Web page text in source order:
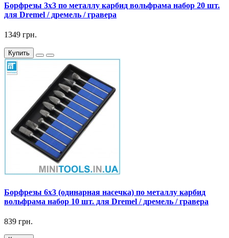
Борфрезы 3x3 по металлу карбид вольфрама набор 20 шт.
для Dremel / дремель / гравера
1349 грн.
Купить
Борфрезы 6x3 (одинарная насечка) по металлу карбид
вольфрама набор 10 шт. для Dremel / дремель / гравера
839 грн.